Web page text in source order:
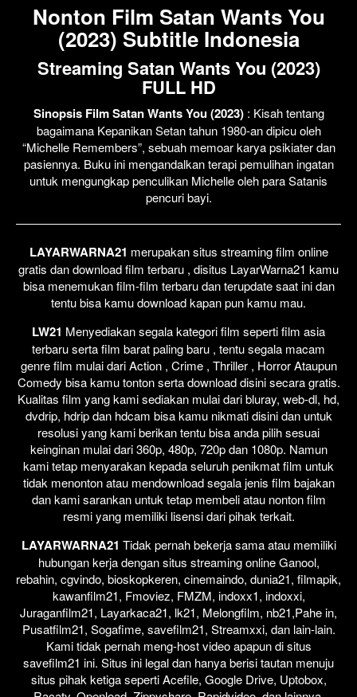
Nonton Film Satan Wants You
(2023) Subtitle Indonesia
Streaming Satan Wants You (2023)
FULL HD
Sinopsis Film Satan Wants You (2023) : Kisah tentang
bagaimana Kepanikan Setan tahun 1980-an dipicu oleh
“Michelle Remembers”, sebuah memoar karya psikiater dan
pasiennya. Buku ini mengandalkan terapi pemulihan ingatan
untuk mengungkap penculikan Michelle oleh para Satanis
pencuri bayi.
LAYARWARNA21 merupakan situs streaming film online
gratis dan download film terbaru , disitus LayarWarna21 kamu
bisa menemukan film-film terbaru dan terupdate saat ini dan
tentu bisa kamu download kapan pun kamu mau.
LW21 Menyediakan segala kategori film seperti film asia
terbaru serta film barat paling baru , tentu segala macam
genre film mulai dari Action , Crime , Thriller , Horror Ataupun
Comedy bisa kamu tonton serta download disini secara gratis.
Kualitas film yang kami sediakan mulai dari bluray, web-dl, hd,
dvdrip, hdrip dan hdcam bisa kamu nikmati disini dan untuk
resolusi yang kami berikan tentu bisa anda pilih sesuai
keinginan mulai dari 360p, 480p, 720p dan 1080p. Namun
kami tetap menyarakan kepada seluruh penikmat film untuk
tidak menonton atau mendownload segala jenis film bajakan
dan kami sarankan untuk tetap membeli atau nonton film
resmi yang memiliki lisensi dari pihak terkait.
LAYARWARNA21 Tidak pernah bekerja sama atau memiliki
hubungan kerja dengan situs streaming online Ganool,
rebahin, cgvindo, bioskopkeren, cinemaindo, dunia21, filmapik,
kawanfilm21, Fmoviez, FMZM, indoxx1, indoxxi,
Juraganfilm21, Layarkaca21, lk21, Melongfilm, nb21,Pahe in,
Pusatfilm21, Sogafime, savefilm21, Streamxxi, dan lain-lain.
Kami tidak pernah meng-host video apapun di situs
savefilm21 ini. Situs ini legal dan hanya berisi tautan menuju
situs pihak ketiga seperti Acefile, Google Drive, Uptobox,